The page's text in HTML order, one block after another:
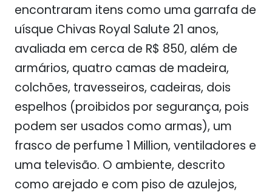
encontraram itens como uma garrafa de
uísque Chivas Royal Salute 21 anos,
avaliada em cerca de R$ 850, além de
armários, quatro camas de madeira,
colchões, travesseiros, cadeiras, dois
espelhos (proibidos por segurança, pois
podem ser usados como armas), um
frasco de perfume 1 Million, ventiladores e
uma televisão. O ambiente, descrito
como arejado e com piso de azulejos,